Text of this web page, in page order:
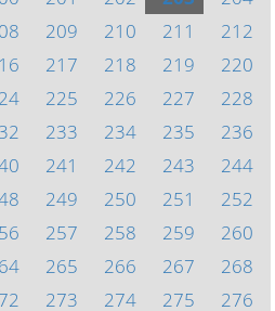
209 210 211
212
217 218 219
220
225 226 227
228
233 234 235
236
241 242 243
244
249 250 251
252
257 258 259
260
265 266 267
268
273 274 275
276